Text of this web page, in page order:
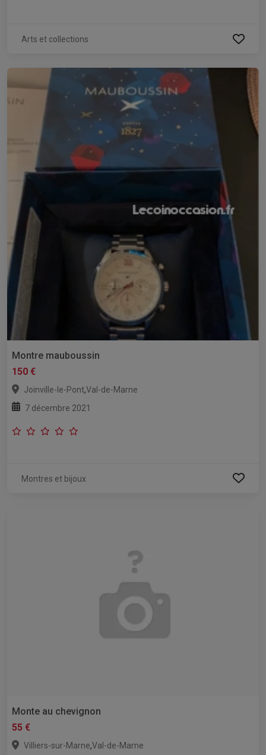
Arts et collections
Montre mauboussin
150 €
Joinville-le-Pont,Val-de-Marne
7 décembre 2021
Montres et bijoux
Monte au chevignon
55 €
Villiers-sur-Marne,Val-de-Marne